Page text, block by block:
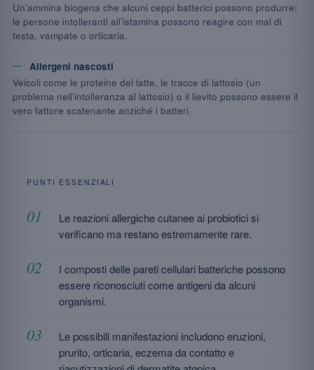
Un’ammina biogena che alcuni ceppi batterici possono produrre;
le persone intolleranti all’istamina possono reagire con mal di
testa, vampate o orticaria.
Allergeni nascosti
Veicoli come le proteine del latte, le tracce di lattosio (un
problema nell’intolleranza al lattosio) o il lievito possono essere il
vero fattore scatenante anziché i batteri.
PUNTI ESSENZIALI
Le reazioni allergiche cutanee ai probiotici si
verificano ma restano estremamente rare.
I composti delle pareti cellulari batteriche possono
essere riconosciuti come antigeni da alcuni
organismi.
Le possibili manifestazioni includono eruzioni,
prurito, orticaria, eczema da contatto e